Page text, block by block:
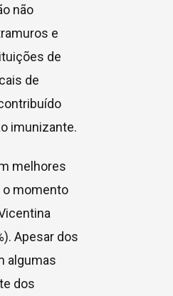
não
e
de
de
imunizante.
melhores
o momento
Apesar dos
algumas
dos